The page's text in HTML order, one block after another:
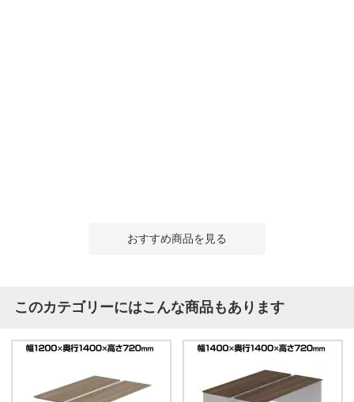
おすすめ商品を見る
このカテゴリーにはこんな商品もあります